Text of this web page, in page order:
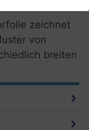
zeichnet
von
breiten